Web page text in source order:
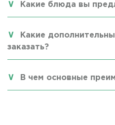
Какие блюда вы
Какие
заказать?
В чем основные